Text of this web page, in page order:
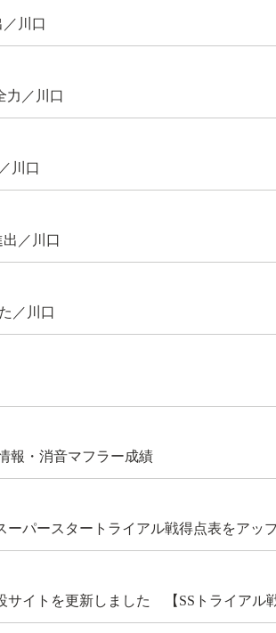
川口
力／川口
川口
／川口
／川口
報・消音マフラー成績
パースタートライアル戦得点表をアッ
サイトを更新しました 【SSトライアル